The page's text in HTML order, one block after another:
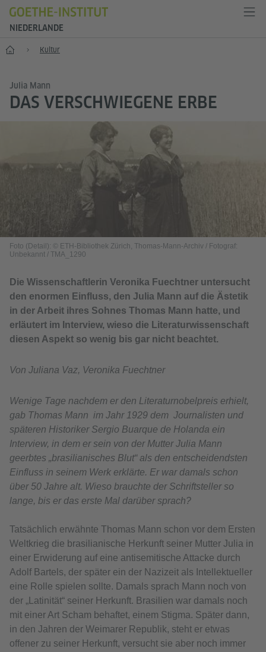
NIEDERLANDE
Start Kultur
Julia Mann
DAS VERSCHWIEGENE ERBE
Foto (Detail): © ETH-Bibliothek Zürich, Thomas-Mann-Archiv / Fotograf:
Unbekannt / TMA_1290
Die Wissenschaftlerin Veronika Fuechtner untersucht
den enormen Einfluss, den Julia Mann auf die Ästetik
in der Arbeit ihres Sohnes Thomas Mann hatte, und
erläutert im Interview, wieso die Literaturwissenschaft
diesen Aspekt so wenig bis gar nicht beachtet.
Von Juliana Vaz, Veronika Fuechtner
Wenige Tage nachdem er den Literaturnobelpreis erhielt,
gab Thomas Mann im Jahr 1929 dem Journalisten und
späteren Historiker Sergio Buarque de Holanda ein
Interview, in dem er sein von der Mutter Julia Mann
geerbtes „brasilianisches Blut“ als den entscheidendsten
Einfluss in seinem Werk erklärte. Er war damals schon
über 50 Jahre alt. Wieso brauchte der Schriftsteller so
lange, bis er das erste Mal darüber sprach?
Tatsächlich erwähnte Thomas Mann schon vor dem Ersten
Weltkrieg die brasilianische Herkunft seiner Mutter Julia in
einer Erwiderung auf eine antisemitische Attacke durch
Adolf Bartels, der später ein der Nazizeit als Intellektueller
eine Rolle spielen sollte. Damals sprach Mann noch von
der „Latinität“ seiner Herkunft. Brasilien war damals noch
mit einer Art Scham behaftet, einem Stigma. Später dann,
in den Jahren der Weimarer Republik, steht er etwas
offener zu seiner Herkunft, versucht sie aber noch immer